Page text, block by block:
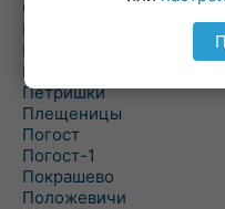
Острошицкий Городок
Пасека
Пастовичи
Першаи
Петришки
Плещеницы
Погост
Погост-1
Покрашево
Положевичи